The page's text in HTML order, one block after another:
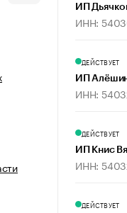
ИП
ИНН:
ДЕЙСТВУЕТ
ИП
ИНН:
ДЕЙСТВУЕТ
ИП Книс
ИНН:
ДЕЙСТВУЕТ